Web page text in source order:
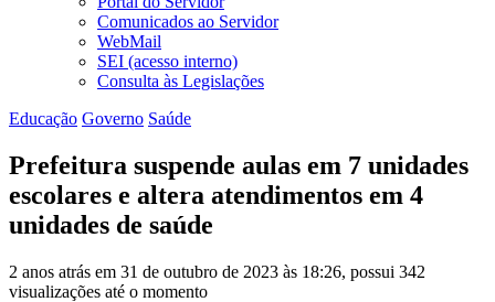
Comunicados ao Servidor
WebMail
SEI (acesso interno)
Consulta às Legislações
Educação Governo Saúde
Prefeitura suspende aulas em 7 unidades
escolares e altera atendimentos em 4
unidades de saúde
2 anos atrás em 31 de outubro de 2023 às 18:26, possui 342
visualizações até o momento